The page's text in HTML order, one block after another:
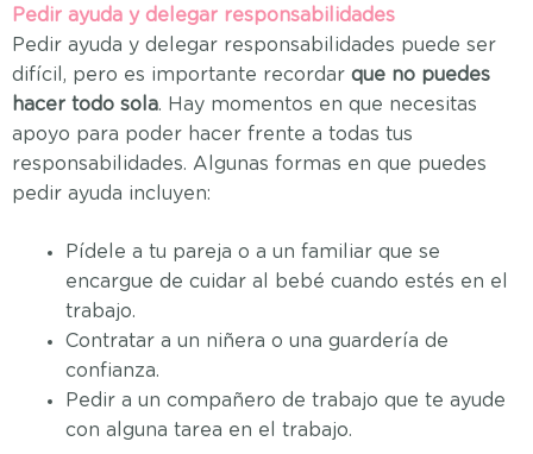
Pedir ayuda y delegar responsabilidades
Pedir ayuda y delegar responsabilidades puede ser
difícil, pero es importante recordar que no puedes
hacer todo sola. Hay momentos en que necesitas
apoyo para poder hacer frente a todas tus
responsabilidades. Algunas formas en que puedes
pedir ayuda incluyen:
Pídele a tu pareja o a un familiar que se
encargue de cuidar al bebé cuando estés en el
trabajo.
Contratar a un niñera o una guardería de
confianza.
Pedir a un compañero de trabajo que te ayude
con alguna tarea en el trabajo.